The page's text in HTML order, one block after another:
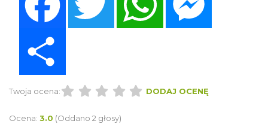
Twoja ocena: DODAJ OCENĘ
Ocena: 3.0 (Oddano 2 głosy)